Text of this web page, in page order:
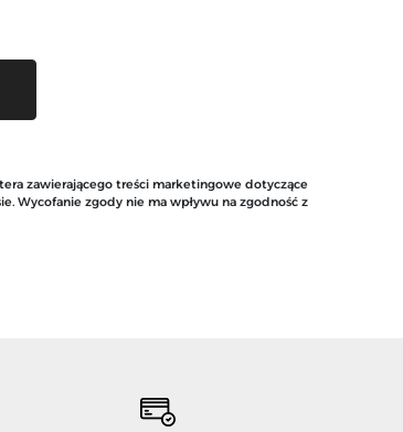
zawierającego treści marketingowe dotyczące
Wycofanie zgody nie ma wpływu na zgodność z